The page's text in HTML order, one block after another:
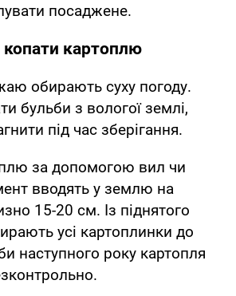
посаджене.
картоплю
обирають суху погоду.
бульби з вологої землі,
під час зберігання.
за допомогою вил чи
вводять у землю на
15-20 см. Із піднятого
усі картоплинки до
наступного року картопля